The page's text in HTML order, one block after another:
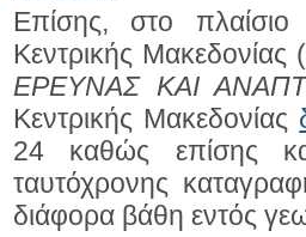
Επίσης, στο
Κεντρικής
ΕΡΕΥΝΑΣ ΚΑΙ
Κεντρικής Μακεδονίας
24 καθώς επίσης
ταυτόχρονης
διάφορα βάθη εντός